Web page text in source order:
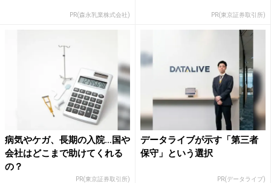
PR(森永乳業株式会社) PR(東京証券取引所)
病気やケガ、長期の入院…国や
会社はどこまで助けてくれる
の？
PR(東京証券取引所)
データライブが示す「第三者
保守」という選択
PR(データライブ)